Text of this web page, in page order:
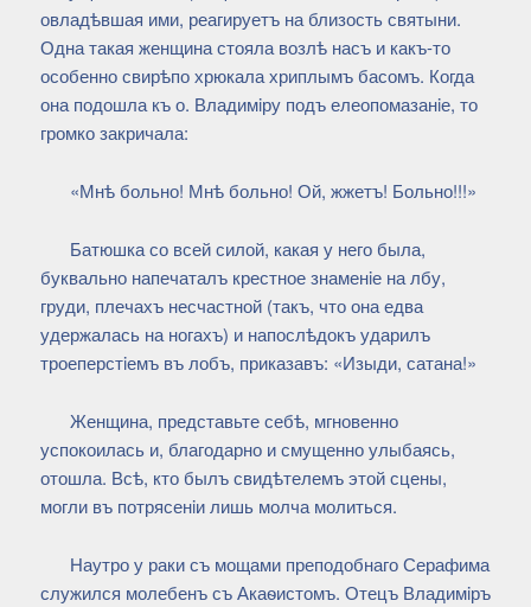
овладѣвшая ими, реагируетъ на близость святыни.
Одна такая женщина стояла возлѣ насъ и какъ-то
особенно свирѣпо хрюкала хриплымъ басомъ. Когда
она подошла къ о. Владимiру подъ елеопомазанiе, то
громко закричала:
«Мнѣ больно! Мнѣ больно! Ой, жжетъ! Больно!!!»
Батюшка со всей силой, какая у него была,
буквально напечаталъ крестное знаменiе на лбу,
груди, плечахъ несчастной (такъ, что она едва
удержалась на ногахъ) и напослѣдокъ ударилъ
троеперстiемъ въ лобъ, приказавъ: «Изыди, сатана!»
Женщина, представьте себѣ, мгновенно
успокоилась и, благодарно и смущенно улыбаясь,
отошла. Всѣ, кто былъ свидѣтелемъ этой сцены,
могли въ потрясенiи лишь молча молиться.
Наутро у раки съ мощами преподобнаго Серафима
служился молебенъ съ Акаѳистомъ. Отецъ Владимiръ